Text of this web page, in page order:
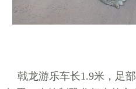
戟龙游乐车长1.9米，足